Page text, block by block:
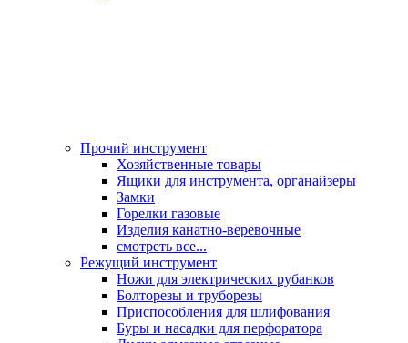
Прочий инструмент
Хозяйственные товары
Ящики для инструмента, органайзеры
Замки
Горелки газовые
Изделия канатно-веревочные
смотреть все...
Режущий инструмент
Ножи для электрических рубанков
Болторезы и труборезы
Приспособления для шлифования
Буры и насадки для перфоратора